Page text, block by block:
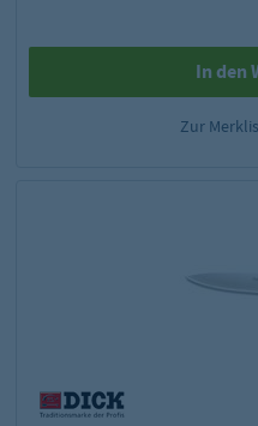
In den
Zur